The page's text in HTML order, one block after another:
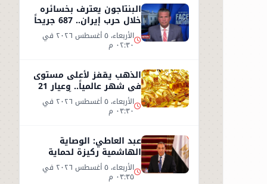
البنتاجون يعترف بخسائره
خلال حرب إيران.. 687 جريحاً
واستنزاف 80% من
الصواريخ الأربعاء، ٥ أغسطس ٢٠٢٦ في
٠٢:٣٠ م
الذهب يقفز لأعلى مستوى
في شهر عالمياً.. وعيار 21
يسجل 5930 جنيهاً الأربعاء، ٥ أغسطس ٢٠٢٦ في
٠٣:٣٠ م
عبد العاطي: الوصاية
الهاشمية ركيزة لحماية
مقدسات القدس ومصر
ترفض مخططات التهويد
الأربعاء، ٥ أغسطس ٢٠٢٦ في
٠٣:٣٥ م